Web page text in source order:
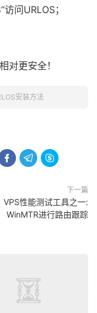
问URLOS；
对更安全！
安装方法
  
下一篇
VPS性能测试工具之一:
WinMTR进行路由跟踪